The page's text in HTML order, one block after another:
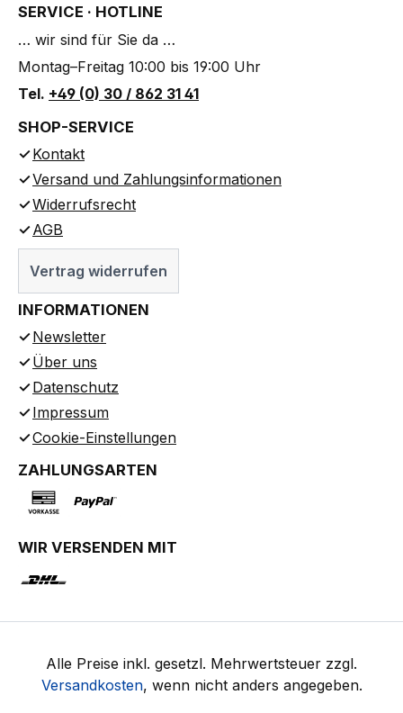
SERVICE · HOTLINE
… wir sind für Sie da …
Montag–Freitag 10:00 bis 19:00 Uhr
Tel. +49 (0) 30 / 862 31 41
SHOP-SERVICE
Kontakt
Versand und Zahlungsinformationen
Widerrufsrecht
AGB
Vertrag widerrufen
INFORMATIONEN
Newsletter
Über uns
Datenschutz
Impressum
Cookie-Einstellungen
ZAHLUNGSARTEN
WIR VERSENDEN MIT
Alle Preise inkl. gesetzl. Mehrwertsteuer zzgl.
Versandkosten, wenn nicht anders angegeben.